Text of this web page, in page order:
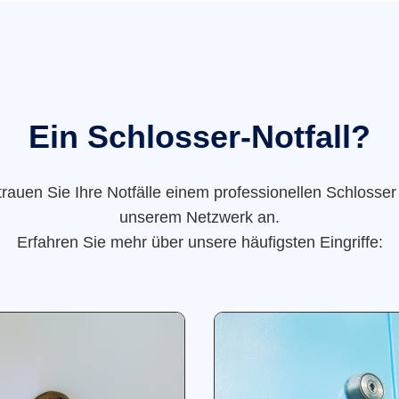
Ein Schlosser-Notfall?
Sie Ihre Notfälle einem professionellen
unserem Netzwerk an.
Erfahren Sie mehr über unsere häufigsten Eingriffe: